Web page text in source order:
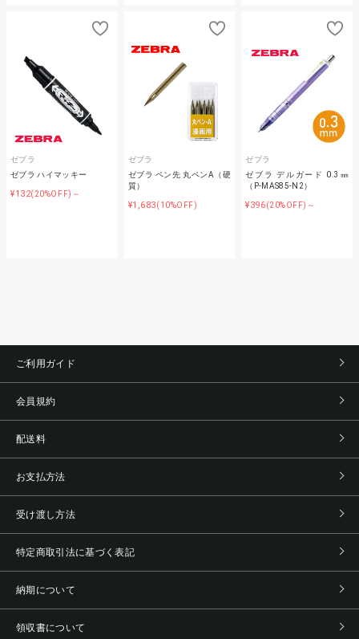
ゼブラ
ゼブラ ハイマッキー
¥132(20%OFF)～
ゼブラ
ゼブラ ペン先 丸ペンA（硬
質）
¥1,683(10%OFF)
ゼブラ
ゼブラ デルガード 0.3㎜
（P-MAS85-N2）
¥396(20%OFF)～
ご利用ガイド
会員規約
配送料
お支払方法
受け渡し方法
特定商取引法に基づく表記
納期について
領収書について